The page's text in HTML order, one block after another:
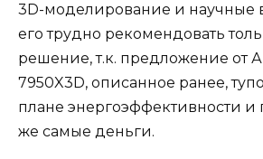
3D-моделирование и научные
его трудно рекомендовать
решение, т.к. предложение от
7950X3D, описанное ранее,
плане энергоэффективности и
же самые деньги.